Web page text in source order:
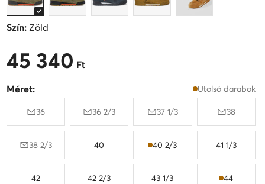
Szín:Zöld
45 340 Ft
45 340 Ft
Méret: Utolsó darabok
36 36 2/3 37 1/3 38
38 2/3 40 40 2/3 41 1/3
42 42 2/3 43 1/3 44